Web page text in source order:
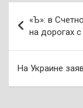
по
записям
«Ъ»: в
на дорогах
На Украине